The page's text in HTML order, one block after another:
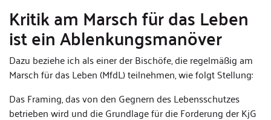
Kritik am Marsch für das Leben
ist ein Ablenkungsmanöver
Dazu beziehe ich als einer der Bischöfe, die regelmäßig am
Marsch für das Leben (MfdL) teilnehmen, wie folgt Stellung:
Das Framing, das von den Gegnern des Lebensschutzes
betrieben wird und die Grundlage für die Forderung der KjG